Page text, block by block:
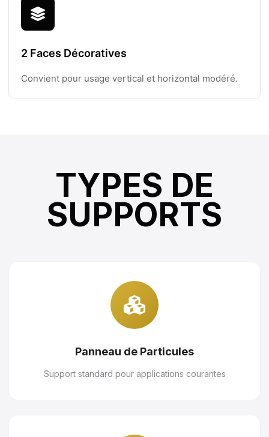
2 Faces Décoratives
Convient pour usage vertical et horizontal modéré.
TYPES DE
SUPPORTS
Panneau de Particules
Support standard pour applications courantes